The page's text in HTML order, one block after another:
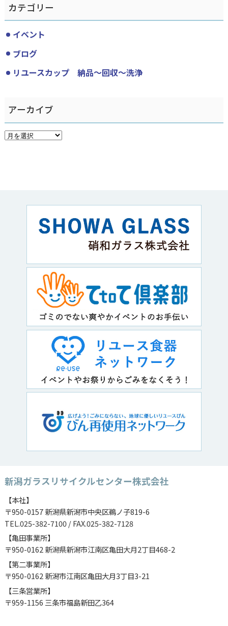
カテゴリー
イベント
ブログ
リユースカップ 納品〜回収〜洗浄
アーカイブ
新潟ガラスリサイクルセンター株式会社
【本社】
〒950-0157 新潟県新潟市中央区鵜ノ子819-6
TEL.025-382-7100 / FAX.025-382-7128
【亀田事業所】
〒950-0162 新潟県新潟市江南区亀田大月2丁目468-2
【第二事業所】
〒950-0162 新潟市江南区亀田大月3丁目3-21
【三条営業所】
〒959-1156 三条市福島新田乙364